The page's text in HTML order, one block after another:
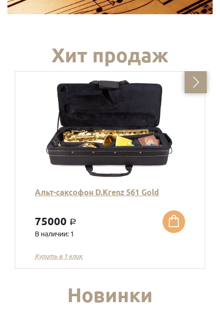
Хит продаж
Альт-саксофон D.Krenz 561 Gold
75000 a
В наличии: 1
Купить в 1 клик
Новинки